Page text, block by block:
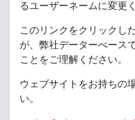
るユーザーネームに変更
このリンクをクリックし
が、弊社データーべース
ことをご理解ください。
ウェブサイトをお持ちの
い。